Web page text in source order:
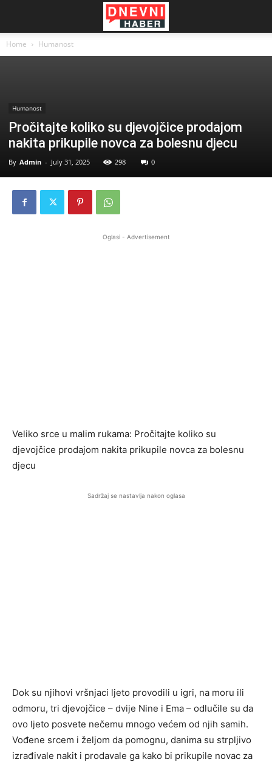
Home Humanost
Humanost
Pročitajte koliko su djevojčice prodajom
nakita prikupile novca za bolesnu djecu
By Admin - July 31, 2025 298 0
Oglasi - Advertisement
Veliko srce u malim rukama: Pročitajte koliko su
djevojčice prodajom nakita prikupile novca za bolesnu
djecu
Sadržaj se nastavlja nakon oglasa
Dok su njihovi vršnjaci ljeto provodili u igri, na moru ili
odmoru, tri djevojčice – dvije Nine i Ema – odlučile su da
ovo ljeto posvete nečemu mnogo većem od njih samih.
Vođene srcem i željom da pomognu, danima su strpljivo
izrađivale nakit i prodavale ga kako bi prikupile novac za